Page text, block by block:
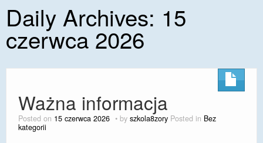
O SZKOLE
KONTAKT
GALERIA
SPORT
Daily Archives: 15
czerwca 2026
Ważna informacja
Posted on 15 czerwca 2026 by szkola8zory Posted in Bez
kategorii